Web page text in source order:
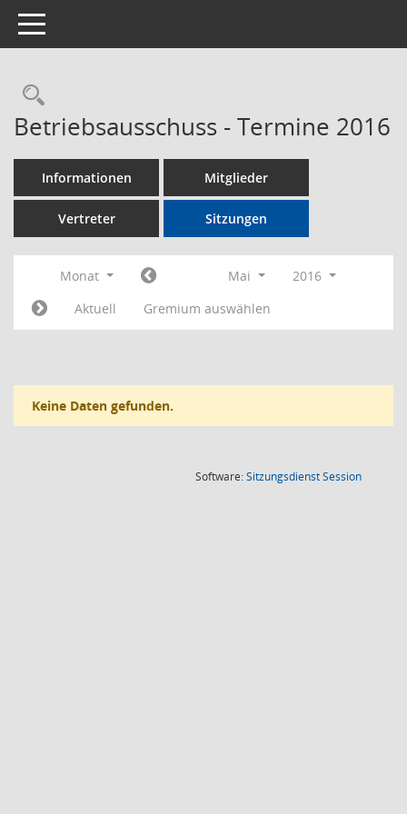
Toggle navigation
Rechercheauswahl
Betriebsausschuss - Termine 2016
Informationen Mitglieder
Vertreter Sitzungen
Monat Mai
2016
Aktuell
Gremium auswählen
Keine Daten gefunden.
Software:SitzungsdienstSession(Wird in